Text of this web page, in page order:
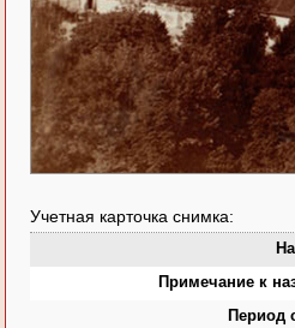
Учетная карточка снимка:
Примечание к
Период